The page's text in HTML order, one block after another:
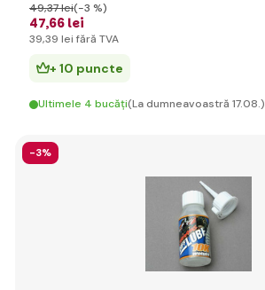
47,66 lei
49,37 lei(-3 %)
39,39 lei fără TVA
+ 10 puncte
Ultimele 4 bucăți(La dumneavoastră 17.08.)
-3%